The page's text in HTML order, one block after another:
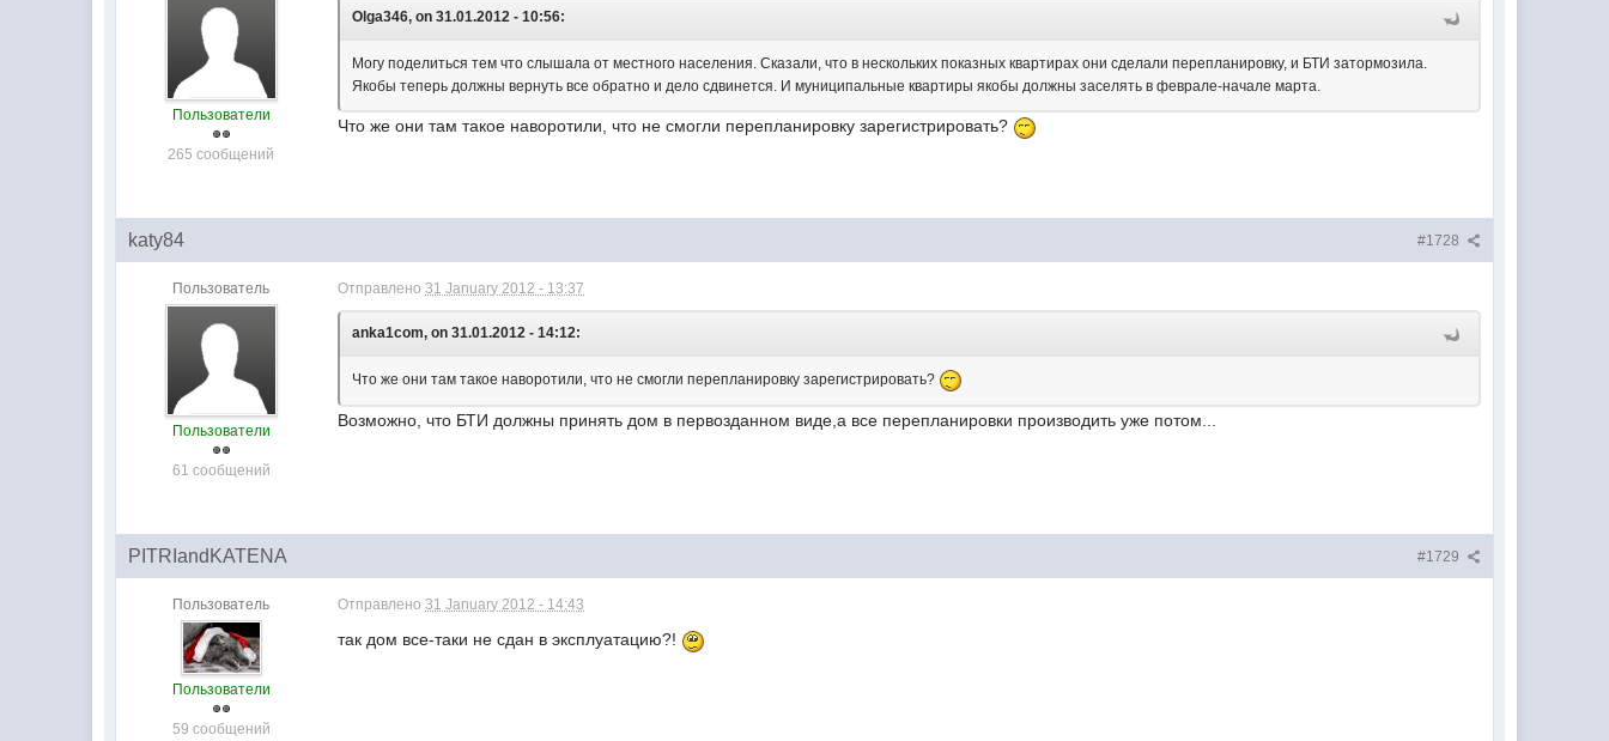
Пользователи
265 сообщений
Olga346, on 31.01.2012 - 10:56:
Могу поделиться тем что слышала от местного населения. Сказали, что в нескольких показных квартирах они сделали перепланировку, и БТИ затормозила.
Якобы теперь должны вернуть все обратно и дело сдвинется. И муниципальные квартиры якобы должны заселять в феврале-начале марта.
Что же они там такое наворотили, что не смогли перепланировку зарегистрировать?
#1728
katy84
Пользователь
Пользователи
61 сообщений
Отправлено31 January 2012 - 13:37
anka1com, on 31.01.2012 - 14:12:
Что же они там такое наворотили, что не смогли перепланировку зарегистрировать?
Возможно, что БТИ должны принять дом в первозданном виде,а все перепланировки производить уже потом...
#1729
PITRIandKATENA
Пользователь
Пользователи
59 сообщений
Отправлено31 January 2012 - 14:43
так дом все-таки не сдан в эксплуатацию?!